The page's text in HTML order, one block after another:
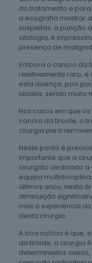
do tratamento e
a ecografia mostrar
suspeitas, a punção
citologia, é
presença de
Embora o cancro da
relativamente raro,
esta doença, pois
idades, sendo muito
Nos casos em que
cancro da tiroide, o
cirurgia para
Neste ponto é
importante que a
cirurgião dedicado a
equipa
últimos anos, nesta
diminuição
mas a experiência
desta cirurgia.
A boa notícia é que,
da tiroide, a cirurgia
determinados